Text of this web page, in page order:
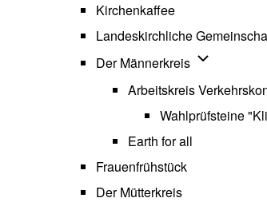
Kirchenkaffee
Landeskirchliche
Der Männerkreis
Arbeitskreis
Wahlprüfsteine
Earth for all
Frauenfrühstück
Der Mütterkreis